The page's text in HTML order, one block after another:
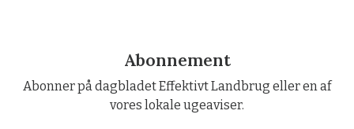
Abonnement
Abonner på dagbladet Effektivt Landbrug eller en af
vores lokale ugeaviser.